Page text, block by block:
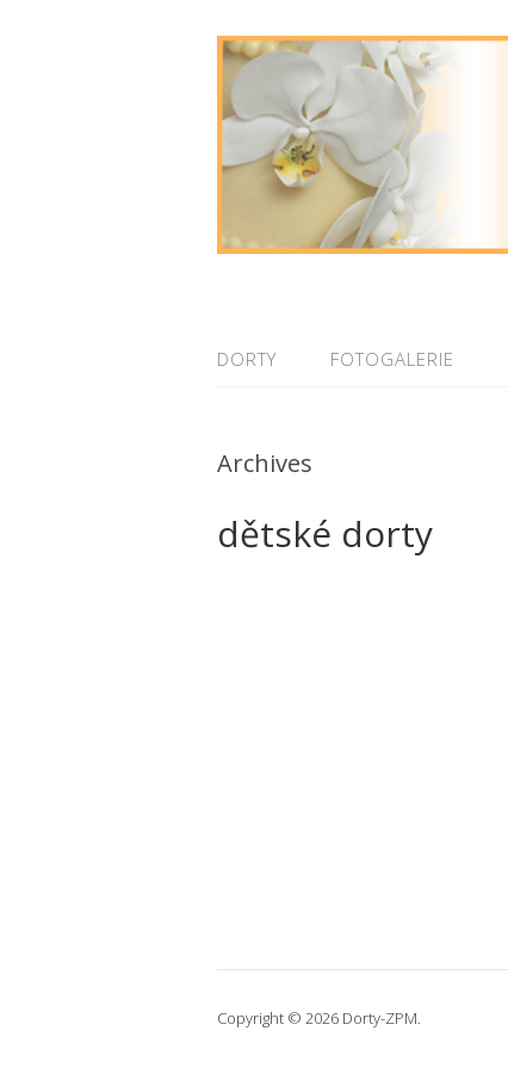
DORTY FOTOGALERIE
Archives
dětské dorty
Copyright © 2026 Dorty-ZPM.